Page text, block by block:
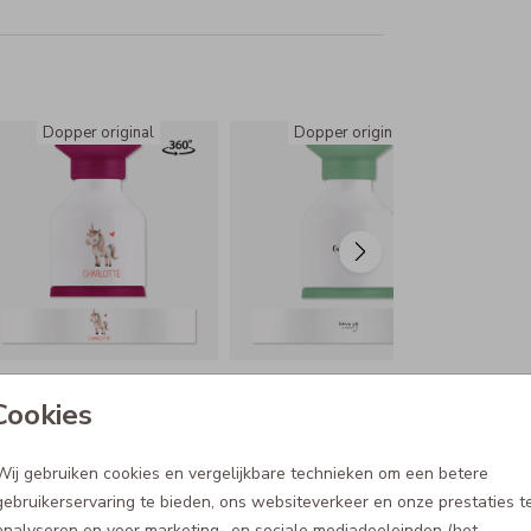
gebruiken cookies en vergelijkbare technieken om een betere
te bieden, ons websiteverkeer en onze prestaties
Dopper original Dopper original